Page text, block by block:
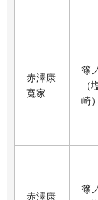
赤澤康
寬家
篠
（
崎）
赤澤康
篠